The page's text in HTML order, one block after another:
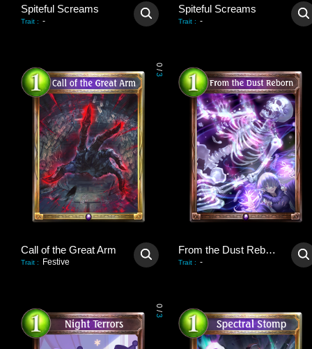
Spiteful Screams
Trait : -
Spiteful Screams
Trait : -
0
/
3
Call of the Great Arm
Trait : Festive
From the Dust Reborn
Trait : -
0
/
3